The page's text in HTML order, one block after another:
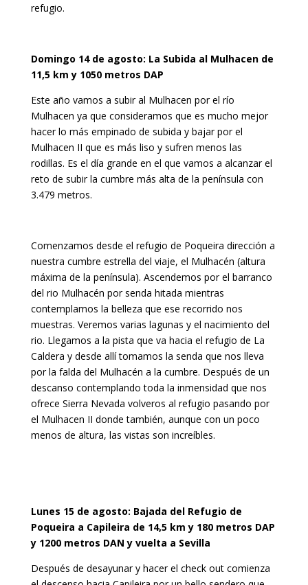
refugio.
Domingo 14 de agosto: La Subida al Mulhacen de
11,5 km y 1050 metros DAP
Este año vamos a subir al Mulhacen por el río
Mulhacen ya que consideramos que es mucho mejor
hacer lo más empinado de subida y bajar por el
Mulhacen II que es más liso y sufren menos las
rodillas. Es el día grande en el que vamos a alcanzar el
reto de subir la cumbre más alta de la península con
3.479 metros.
Comenzamos desde el refugio de Poqueira dirección a
nuestra cumbre estrella del viaje, el Mulhacén (altura
máxima de la península). Ascendemos por el barranco
del rio Mulhacén por senda hitada mientras
contemplamos la belleza que ese recorrido nos
muestras. Veremos varias lagunas y el nacimiento del
rio. Llegamos a la pista que va hacia el refugio de La
Caldera y desde allí tomamos la senda que nos lleva
por la falda del Mulhacén a la cumbre. Después de un
descanso contemplando toda la inmensidad que nos
ofrece Sierra Nevada volveros al refugio pasando por
el Mulhacen II donde también, aunque con un poco
menos de altura, las vistas son increíbles.
Lunes 15 de agosto: Bajada del Refugio de
Poqueira a Capileira de 14,5 km y 180 metros DAP
y 1200 metros DAN y vuelta a Sevilla
Después de desayunar y hacer el check out comienza